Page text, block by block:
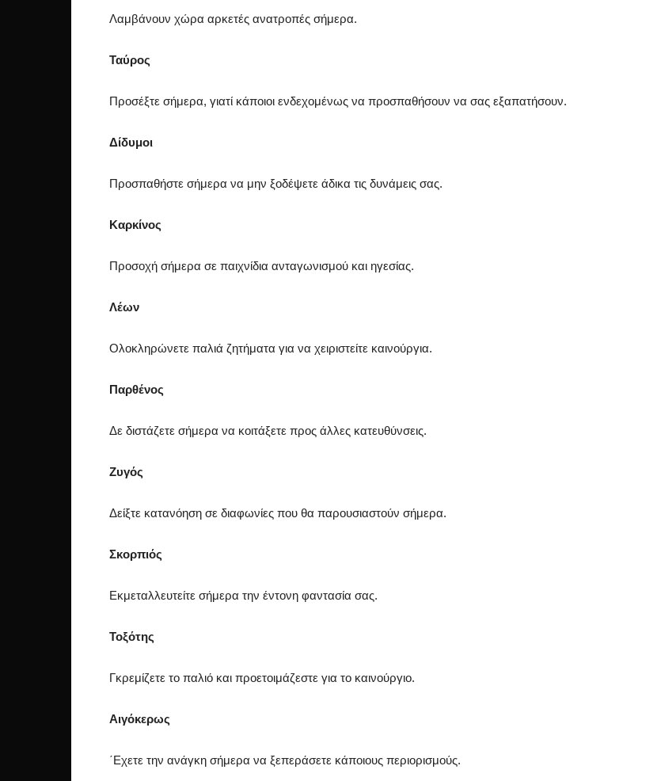
Λαμβάνουν χώρα αρκετές ανατροπές σήμερα.
Ταύρος
Προσέξτε σήμερα, γιατί κάποιοι ενδεχομένως να προσπαθήσουν να σας εξαπατήσουν.
Δίδυμοι
Προσπαθήστε σήμερα να μην ξοδέψετε άδικα τις δυνάμεις σας.
Καρκίνος
Προσοχή σήμερα σε παιχνίδια ανταγωνισμού και ηγεσίας.
Λέων
Ολοκληρώνετε παλιά ζητήματα για να χειριστείτε καινούργια.
Παρθένος
Δε διστάζετε σήμερα να κοιτάξετε προς άλλες κατευθύνσεις.
Ζυγός
Δείξτε κατανόηση σε διαφωνίες που θα παρουσιαστούν σήμερα.
Σκορπιός
Εκμεταλλευτείτε σήμερα την έντονη φαντασία σας.
Τοξότης
Γκρεμίζετε το παλιό και προετοιμάζεστε για το καινούργιο.
Αιγόκερως
΄Εχετε την ανάγκη σήμερα να ξεπεράσετε κάποιους περιορισμούς.